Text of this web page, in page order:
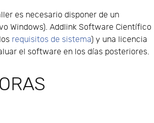
es necesario disponer de un
Windows). Addlink Software Científico
requisitos de sistema) y una licencia
el software en los días posteriores.